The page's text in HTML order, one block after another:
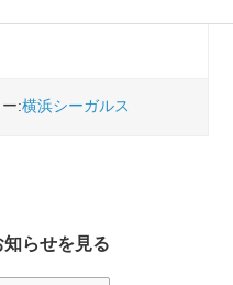
ー:横浜シーガルス
らせを見る